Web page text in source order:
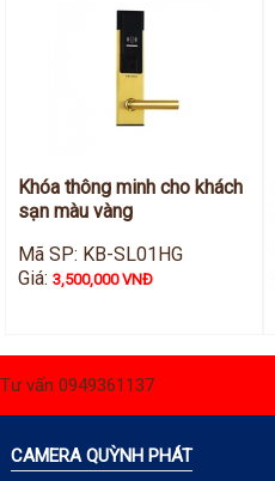
Khóa thông minh cho khách
sạn màu vàng
Mã SP: KB-SL01HG
Giá:3,500,000 VNĐ
Tư vấn 0949361137
CAMERA QUỲNH PHÁT